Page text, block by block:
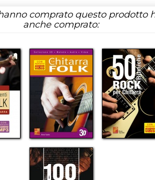
comprato questo prodotto
anche comprato: